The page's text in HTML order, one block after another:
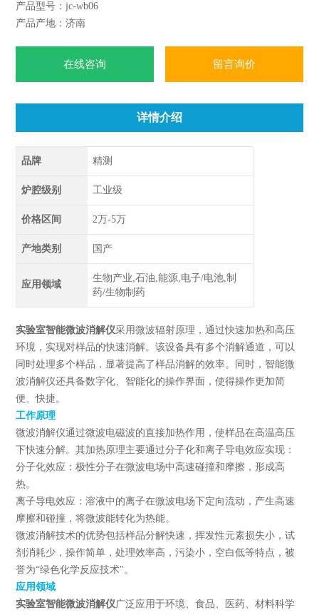
解。
产品型号：jc-wb06
产品产地：济南
在线咨询 留言询价
详情介绍
品牌 精测
炉腔级别 工业级
价格区间 2万-5万
产地类别 国产
应用领域
生物产业,石油,能源,电子/电池,制
药/生物制药
实验室智能微波消解仪采用微波辐射原理，通过快速加热和高压
环境，实现对样品的快速消解。该设备具有多个消解通道，可以
同时处理多个样品，显著提高了样品消解的效率。同时，智能微
波消解仪还具备数字化、智能化的操作界面，使得操作更加简
便、快捷。
工作原理
微波消解仪通过微波电磁波的直接加热作用，使样品在高温高压
下快速分解。其加热原理主要通过分子化和离子导电效应实现：
分子化效应：极性分子在微波电场中高速碰撞和摩擦，形成高
热。
离子导电效应：溶液中的离子在微波电场下定向流动，产生高速
摩擦和碰撞，将微波能转化为热能。
微波消解技术的优势包括样品分解快速，挥发性元素损失小，试
剂消耗少，操作简单，处理效率高，污染小，空白低等特点，被
誉为“绿色化学反应技术"。
应用领域
实验室智能微波消解仪广泛应用于环境、食品、医药、材料科学